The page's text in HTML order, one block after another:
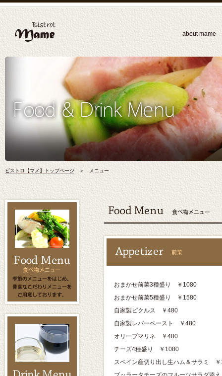
about mame
ビストロ【マメ】トップページ＞ メニュー
おまかせ前菜3種盛り ￥1080
おまかせ前菜5種盛り ￥1580
自家製ピクルス ￥480
自家製レバーペースト ￥480
オリーブマリネ ￥480
チーズ4種盛り ￥1080
スペイン産切り出し生ハム＆サラミ